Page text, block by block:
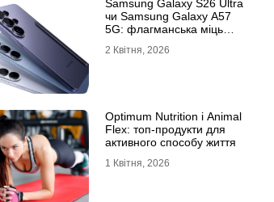
Samsung Galaxy S26 Ultra
чи Samsung Galaxy A57
5G: флагманська міць
2 Квітня, 2026
Optimum Nutrition і Animal
Flex: топ-продукти для
активного способу життя
1 Квітня, 2026